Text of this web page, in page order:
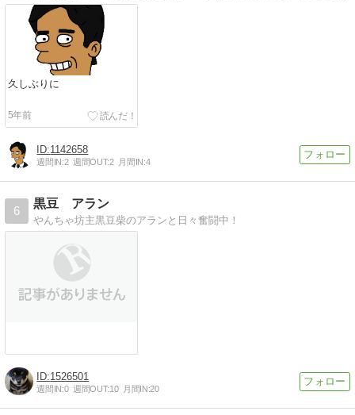
久しぶりに
5年前
1142658
週間IN:2 週間OUT:2 月間IN:4
6
黒豆 アラン
やんちゃ坊主黒豆柴のアランと日々奮闘中！
1526501
週間IN:0 週間OUT:10 月間IN:20